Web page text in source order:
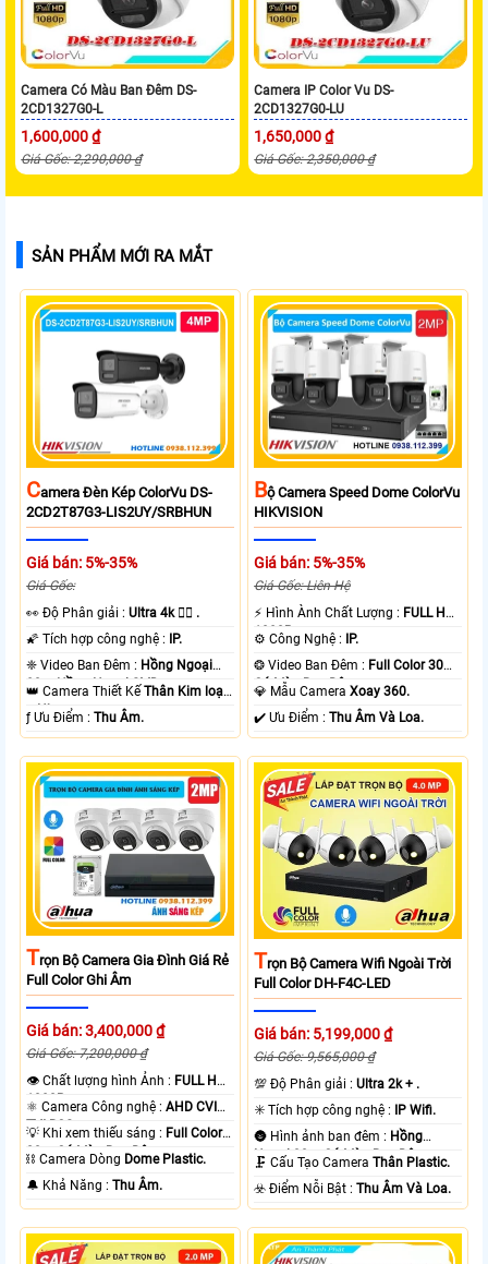
Camera Có Màu Ban Đêm DS-
2CD1327G0-L
1,600,000 ₫
Giá Gốc: 2,290,000 ₫
Camera IP Color Vu DS-
2CD1327G0-LU
1,650,000 ₫
Giá Gốc: 2,350,000 ₫
SẢN PHẨM MỚI RA MẮT
CAmera Đèn Kép ColorVu DS-
2CD2T87G3-LIS2UY/SRBHUN
Giá bán: 5%-35%
Giá Gốc:
️👀 Độ Phân giải :Ultra 4k 👍🏾 .
🌠 Tích hợp công nghệ :
IP.
❈ Video Ban Đêm : Hồng Ngoại
80m Hồng Ngoại SMD.
👑 Camera Thiết KếThân Kim loại
+ Nhựa.
️ƒ Ưu Điểm :Thu Âm.
BỘ Camera Speed Dome ColorVu
HIKVISION
Giá bán: 5%-35%
Giá Gốc: Liên Hệ
️⚡ Hình Ành Chất Lượng : FULL HD
1080P .
⚙ Công Nghệ :
IP.
❂ Video Ban Đêm : Full Color 30m
Có Màu Ban Ðêm.
💎 Mẫu CameraXoay 360.
️✔️ Ưu Điểm :Thu Âm Và Loa.
TRọn Bộ Camera Gia Đình Giá Rẻ
Full Color Ghi Âm
Giá bán: 3,400,000 ₫
Giá Gốc: 7,200,000 ₫
👁 Chất lượng hình Ảnh : FULL HD
1080P .
⚛️ Camera Công nghệ :AHD CVI
TVI BCS.
💡 Khi xem thiếu sáng : Full Color
20m Có Màu Ban Ðêm.
⛓ Camera Dòng Dome Plastic.
️🔔 Khả Năng :Thu Âm.
TRọn Bộ Camera Wifi Ngoài Trời
Full Color DH-F4C-LED
Giá bán: 5,199,000 ₫
Giá Gốc: 9,565,000 ₫
💯 Độ Phân giải :Ultra 2k + .
✳️ Tích hợp công nghệ : IP Wifi.
🌚 Hình ảnh ban đêm : Hồng
Ngoại 30m Có Màu Ban Ðêm.
🗜️ Cấu Tạo CameraThân Plastic.
️☣️ Điểm Nỗi Bật :Thu Âm Và Loa.